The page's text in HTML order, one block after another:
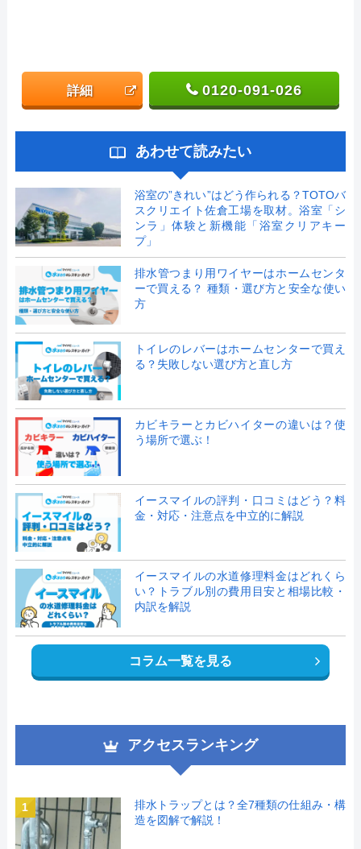
詳細 0120-091-026
あわせて読みたい
浴室の”きれい”はどう作られる？TOTOバ
スクリエイト佐倉工場を取材。浴室「シ
ンラ」体験と新機能「浴室クリアキー
プ」
排水管つまり用ワイヤーはホームセンタ
ーで買える？ 種類・選び方と安全な使い
方
トイレのレバーはホームセンターで買え
る？失敗しない選び方と直し方
カビキラーとカビハイターの違いは？使
う場所で選ぶ！
イースマイルの評判・口コミはどう？料
金・対応・注意点を中立的に解説
イースマイルの水道修理料金はどれくら
い？トラブル別の費用目安と相場比較・
内訳を解説
コラム一覧を見る
アクセスランキング
1
排水トラップとは？全7種類の仕組み・構
造を図解で解説！